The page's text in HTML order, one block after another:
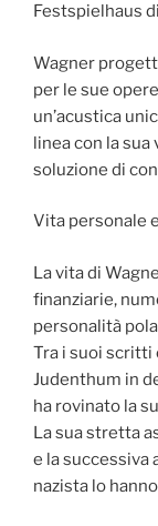
Festspielhaus
Wagner
per le sue
un’acustica
linea con la sua
soluzione di
Vita personale
La vita di
finanziarie,
personalità
Tra i suoi scritti
Judenthum in
ha rovinato la
La sua stretta
e la successiva
nazista lo